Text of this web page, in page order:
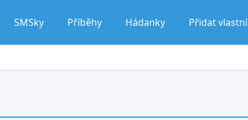
SMSky Příběhy Hádanky Přidat vlastní